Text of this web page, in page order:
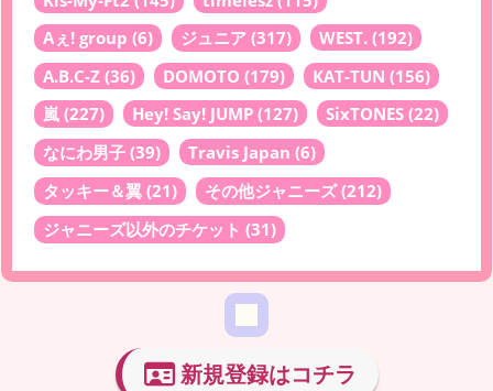
Aぇ! group (6) ジュニア (317) WEST. (192)
A.B.C-Z (36) DOMOTO (179) KAT-TUN (156)
嵐 (227) Hey! Say! JUMP (127) SixTONES (22)
なにわ男子 (39) Travis Japan (6)
タッキー＆翼 (21) その他ジャニーズ(212)
ジャニーズ以外のチケット (31)
新規登録はコチラ